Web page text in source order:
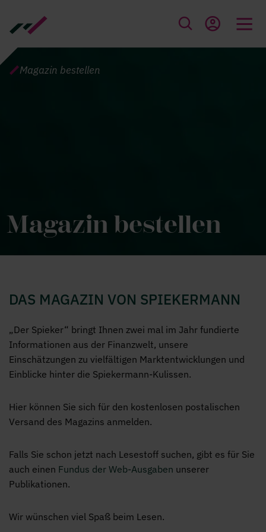
Direkt zum Inhalt
PFADNAVIGATION
Magazin bestellen
Magazin bestellen
Magazin
DAS MAGAZIN VON SPIEKERMANN
„Der Spieker“ bringt Ihnen zwei mal im Jahr fundierte
Informationen aus der Finanzwelt, unsere
Einschätzungen zu vielfältigen Marktentwicklungen und
Einblicke hinter die Spiekermann-Kulissen.
Hier können Sie sich für den kostenlosen postalischen
Versand des Magazins anmelden.
Falls Sie schon jetzt nach Lesestoff suchen, gibt es für Sie
auch einen Fundus der Web-Ausgaben unserer
Publikationen.
Wir wünschen viel Spaß beim Lesen.